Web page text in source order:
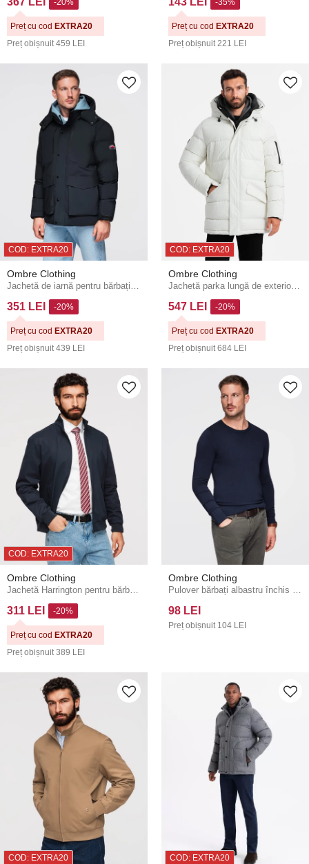
Preț obișnuit 459 LEI
-20%
Preț cu cod EXTRA20
Preț obișnuit 221 LEI
-35%
Preț cu cod EXTRA20
COD: EXTRA20
Ombre Clothing
351 LEI
Preț obișnuit 439 LEI
-20%
Preț cu cod EXTRA20
COD: EXTRA20
Ombre Clothing
547 LEI
Preț obișnuit 684 LEI
-20%
Preț cu cod EXTRA20
COD: EXTRA20
Ombre Clothing
311 LEI
Preț obișnuit 389 LEI
-20%
Preț cu cod EXTRA20
Ombre Clothing
98 LEI
Preț obișnuit 104 LEI
COD: EXTRA20 COD: EXTRA20